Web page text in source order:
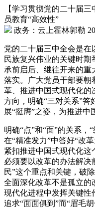
【学习贯彻党的二十届
员教育“高效性”
政务：云上霍林郭勒
党的二十届三中全会是在
民族复兴伟业的关键时
承前启后、继往开来的重
落实。广大党员干部要朝
革、推进中国式现代化的
方向，明确“三对关系”答
展“挺膺”之姿，为推进中
明确“点”和“面”的关系，
在“精准发力”中答好“改
紧扣推进中国式现代化
必须要以改革的办法解决
民”这个重点和关键，破
全面深化改革不是孤立的
现代化进程中发挥关键性
追求“面面俱到”而“眉毛